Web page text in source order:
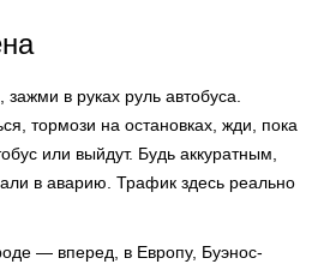
в руках руль автобуса.
тормози на остановках, жди, пока
или выйдут. Будь аккуратным,
в аварию. Трафик здесь реально
— вперед, в Европу, Буэнос-